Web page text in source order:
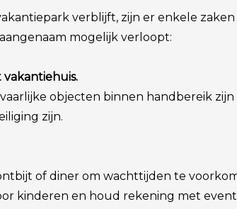
verblijft, zijn er enkele
mogelijk verloopt:
objecten binnen handbereik
zijn.
of diner om wachttijden te
kinderen en houd rekening met